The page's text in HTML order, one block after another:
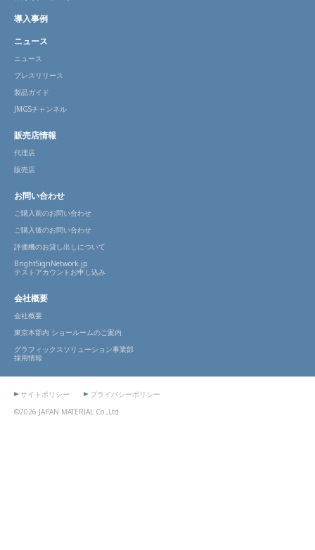
導入事例
ニュース
ニュース
プレスリリース
製品ガイド
JMGSチャンネル
販売店情報
代理店
販売店
お問い合わせ
ご購入前のお問い合わせ
ご購入後のお問い合わせ
評価機のお貸し出しについて
BrightSignNetwork.jp
テストアカウントお申し込み
会社概要
会社概要
東京本部内 ショールームのご案内
グラフィックスソリューション事業部
採用情報
©2026 JAPAN MATERIAL Co.,Ltd.
サイトポリシー プライバシーポリシー